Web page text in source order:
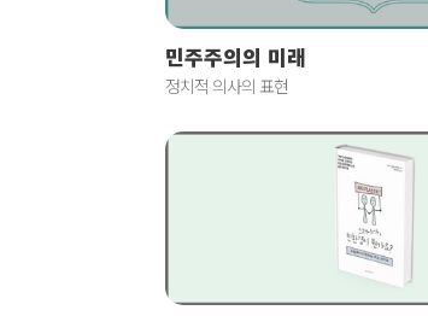
민주주의의 미래
정치적 의사의 표현